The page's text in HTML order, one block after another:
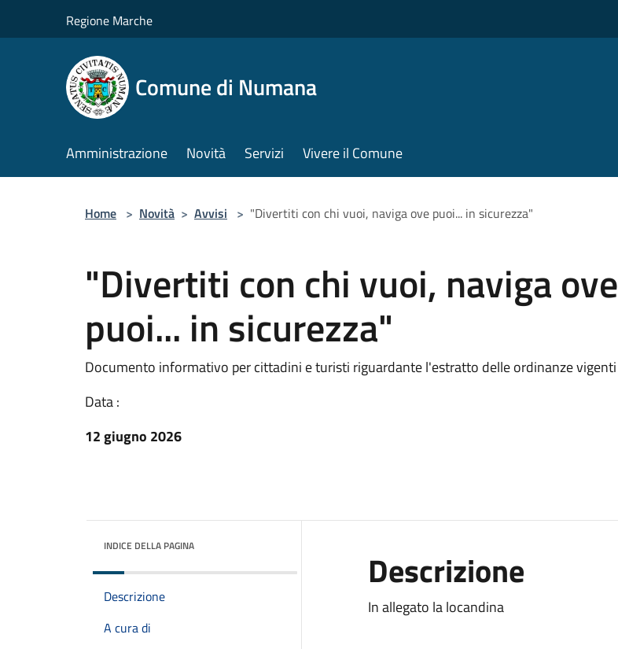
Regione Marche
Comune di Numana
Amministrazione Novità Servizi Vivere il Comune
Home > Novità > Avvisi > "Divertiti con chi vuoi, naviga ove puoi... in sicurezza"
"Divertiti con chi vuoi, naviga ove
puoi... in sicurezza"
Documento informativo per cittadini e turisti riguardante l'estratto delle ordinanze vigenti
Data :
12 giugno 2026
INDICE DELLA PAGINA
Descrizione
A cura di
Descrizione
In allegato la locandina